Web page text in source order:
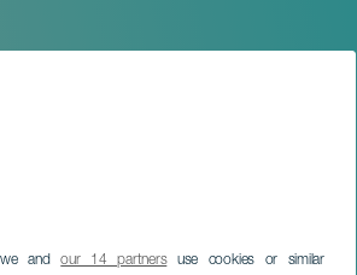
we andour 14 partnersuse cookies or similar